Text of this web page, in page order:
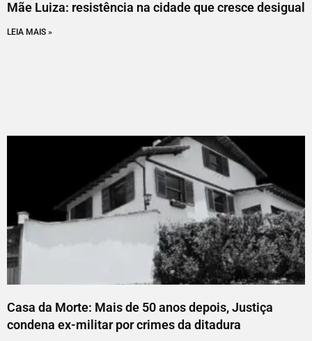
Mãe Luiza: resistência na cidade que cresce desigual
LEIA MAIS »
Casa da Morte: Mais de 50 anos depois, Justiça
condena ex-militar por crimes da ditadura